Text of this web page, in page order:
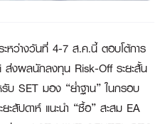
ะหว่างวันที่ 4-7 ส.ค.นี้ ตอบโต้การ
ส่งผลนักลงทุน Risk-Off ระยะสั้น
SET มอง “ย่ำฐาน” ในกรอบ
สัปดาห์ แนะนำ “ซื้อ” สะสม EA